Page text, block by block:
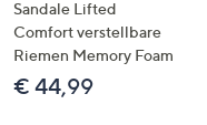
Sandale Lifted
Comfort verstellbare
Riemen Memory Foam
€ 44,99